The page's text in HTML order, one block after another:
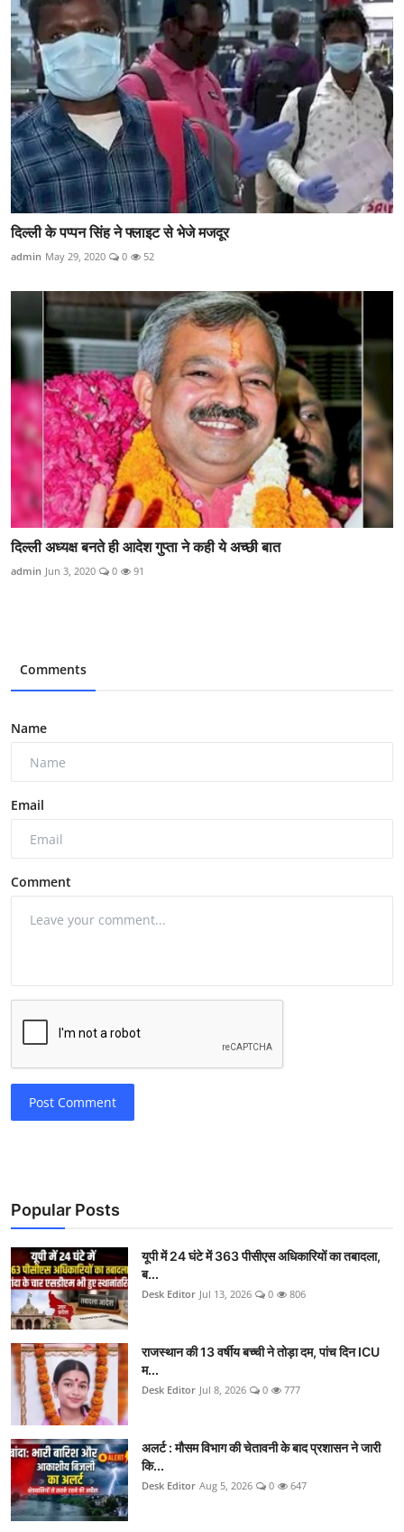
दिल्ली के पप्पन सिंह ने फ्लाइट से भेजे मजदूर
admin May 29, 2020 0 52
दिल्ली अध्यक्ष बनते ही आदेश गुप्ता ने कही ये अच्छी बात
admin Jun 3, 2020 0 91
Comments
Name
Email
Comment
Post Comment
Popular Posts
यूपी में 24 घंटे में 363 पीसीएस अधिकारियों का तबादला,
ब...
Desk Editor Jul 13, 2026 0 806
राजस्थान की 13 वर्षीय बच्ची ने तोड़ा दम, पांच दिन ICU
म...
Desk Editor Jul 8, 2026 0 777
अलर्ट : मौसम विभाग की चेतावनी के बाद प्रशासन ने जारी
कि...
Desk Editor Aug 5, 2026 0 647